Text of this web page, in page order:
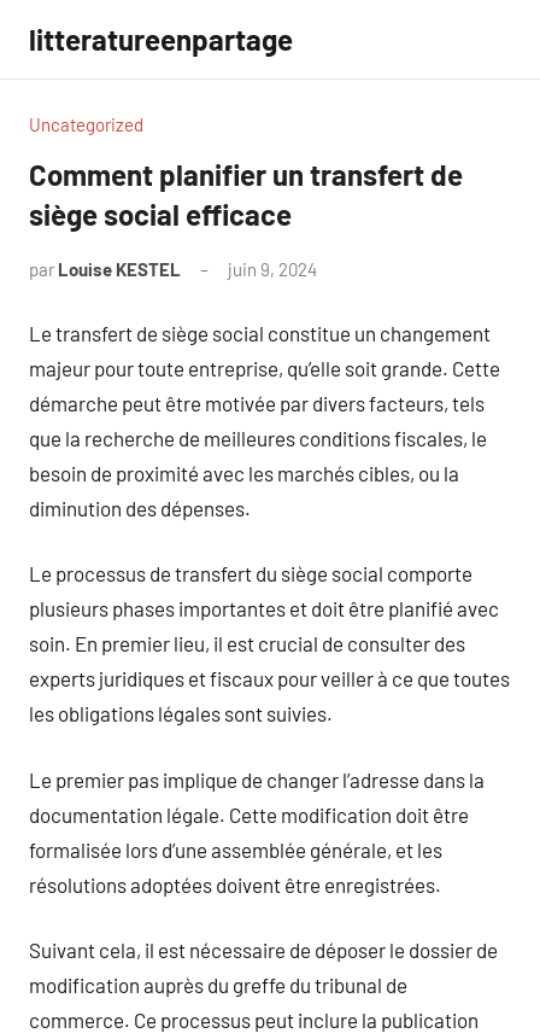
contenu
litteratureenpartage
Uncategorized
Comment planifier un transfert de
siège social efficace
par Louise KESTEL juin 9, 2024
Le transfert de siège social constitue un changement
majeur pour toute entreprise, qu’elle soit grande. Cette
démarche peut être motivée par divers facteurs, tels
que la recherche de meilleures conditions fiscales, le
besoin de proximité avec les marchés cibles, ou la
diminution des dépenses.
Le processus de transfert du siège social comporte
plusieurs phases importantes et doit être planifié avec
soin. En premier lieu, il est crucial de consulter des
experts juridiques et fiscaux pour veiller à ce que toutes
les obligations légales sont suivies.
Le premier pas implique de changer l’adresse dans la
documentation légale. Cette modification doit être
formalisée lors d’une assemblée générale, et les
résolutions adoptées doivent être enregistrées.
Suivant cela, il est nécessaire de déposer le dossier de
modification auprès du greffe du tribunal de
commerce. Ce processus peut inclure la publication